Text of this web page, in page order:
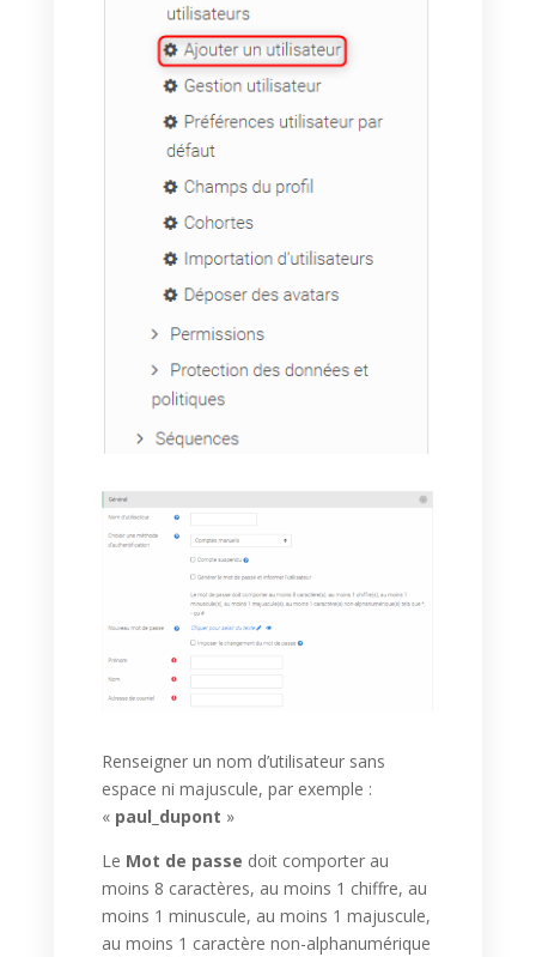
Renseigner un nom d’utilisateur sans
espace ni majuscule, par exemple :
« paul_dupont »
Le Mot de passe doit comporter au
moins 8 caractères, au moins 1 chiffre, au
moins 1 minuscule, au moins 1 majuscule,
au moins 1 caractère non-alphanumérique